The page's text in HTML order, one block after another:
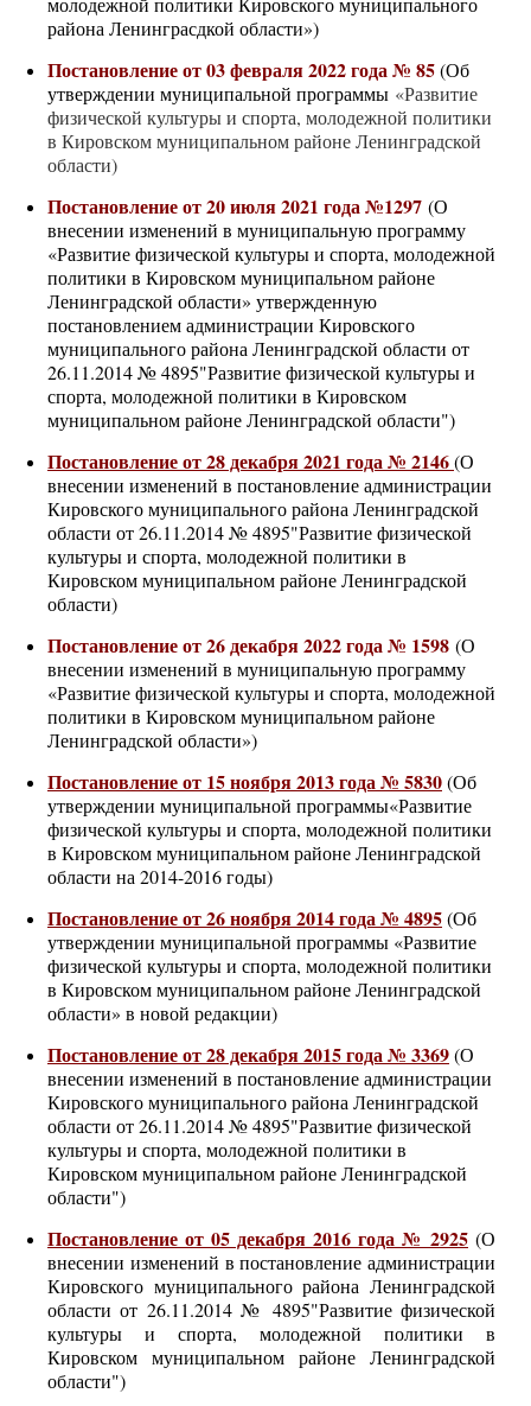
района Ленинграсдкой области»)
Постановление от 03 февраля 2022 года № 85(Об
утверждении муниципальной программы «Развитие
физической культуры и спорта, молодежной политики
в Кировском муниципальном районе Ленинградской
области)
Постановление от 20 июля 2021 года №1297 (О
внесении изменений в муниципальную программу
«Развитие физической культуры и спорта, молодежной
политики в Кировском муниципальном районе
Ленинградской области» утвержденную
постановлением администрации Кировского
муниципального района Ленинградской области от
26.11.2014 № 4895"Развитие физической культуры и
спорта, молодежной политики в Кировском
муниципальном районе Ленинградской области")
Постановление от 28 декабря 2021 года № 2146(О
внесении изменений в постановление администрации
Кировского муниципального района Ленинградской
области от 26.11.2014 № 4895"Развитие физической
культуры и спорта, молодежной политики в
Кировском муниципальном районе Ленинградской
области)
Постановление от 26 декабря 2022 года № 1598 (О
внесении изменений в муниципальную программу
«Развитие физической культуры и спорта, молодежной
политики в Кировском муниципальном районе
Ленинградской области»)
Постановление от 15 ноября 2013 года № 5830(Об
утверждении муниципальной программы«Развитие
физической культуры и спорта, молодежной политики
в Кировском муниципальном районе Ленинградской
области на 2014-2016 годы)
Постановление от 26 ноября 2014 года № 4895(Об
утверждении муниципальной программы «Развитие
физической культуры и спорта, молодежной политики
в Кировском муниципальном районе Ленинградской
области» в новой редакции)
Постановление от 28 декабря 2015 года № 3369(О
внесении изменений в постановление администрации
Кировского муниципального района Ленинградской
области от 26.11.2014 № 4895"Развитие физической
культуры и спорта, молодежной политики в
Кировском муниципальном районе Ленинградской
области")
Постановление от 05 декабря 2016 года № 2925 (О
внесении изменений в постановление администрации
Кировского муниципального района Ленинградской
области от 26.11.2014 № 4895"Развитие физической
культуры и спорта, молодежной политики в
Кировском муниципальном районе Ленинградской
области")